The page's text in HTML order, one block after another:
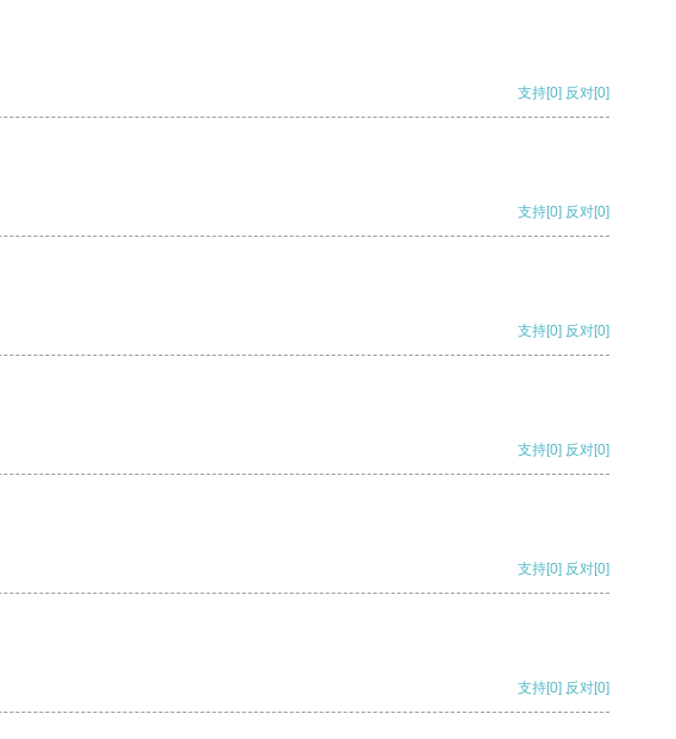
支持[0] 反对[0]
支持[0] 反对[0]
支持[0] 反对[0]
支持[0] 反对[0]
支持[0] 反对[0]
支持[0] 反对[0]